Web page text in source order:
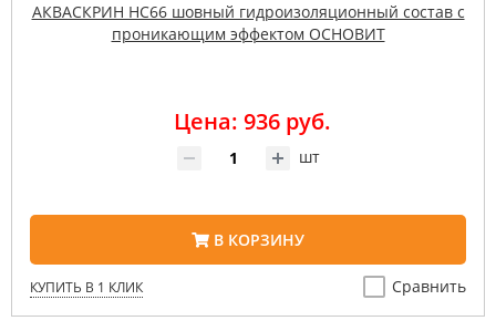
АКВАСКРИН HC66 шовный гидроизоляционный состав с
проникающим эффектом ОСНОВИТ
Цена: 936 руб.
шт
В КОРЗИНУ
КУПИТЬ В 1 КЛИК Сравнить